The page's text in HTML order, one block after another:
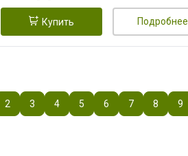
Купить Подробнее
2 3 4 5 6 7 8 9